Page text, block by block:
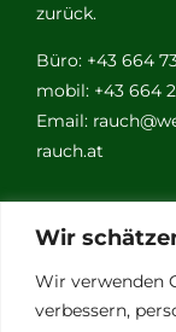
Wir
Wir verwenden
verbessern,
zurück.
Büro: +43 664
mobil: +43 664
Email:
rauch.at